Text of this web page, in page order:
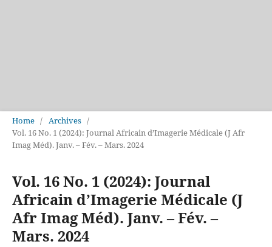
Home / Archives /
Vol. 16 No. 1 (2024): Journal Africain d’Imagerie Médicale (J Afr
Imag Méd). Janv. – Fév. – Mars. 2024
Vol. 16 No. 1 (2024): Journal
Africain d’Imagerie Médicale (J
Afr Imag Méd). Janv. – Fév. –
Mars. 2024